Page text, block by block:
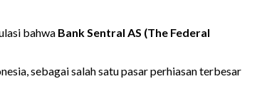
bahwa Bank Sentral AS (The Federal
sebagai salah satu pasar perhiasan terbesar